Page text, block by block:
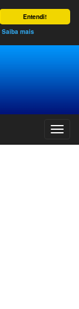
Entendi!
Saiba mais